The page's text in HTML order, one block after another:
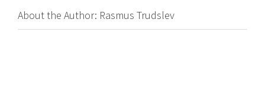
About the Author: Rasmus Trudslev